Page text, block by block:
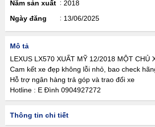
Năm sản xuất
2018
Ngày đăng
13/06/2025
Mô tả
LEXUS LX570 XUẤT MỸ 12/2018 MỘT CHỦ
Cam kết xe đẹp không lỗi nhỏ, bao check
Hỗ trợ ngân hàng trả góp và trao đổi xe
Hotline : E Đình 0904927272
Thông tin chi tiết